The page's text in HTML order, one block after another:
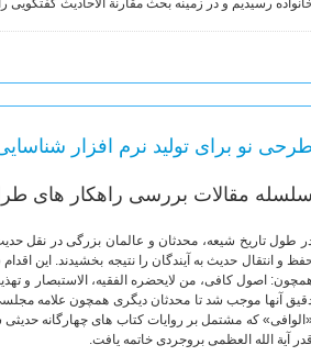
رسیدیم و در زمینه بحث مقارنة الاحادیث گفتگویی
طرحی نو برای تولید نرم افزار
سلسله مقالات بررسی راهکار های
طول تاریخ شیعه، محدثان و عالمان بزرگی در نقل
و انتقال حدیث به آیندگان را نتیجه بخشیدند. این
اصول کافی، من لایحضره الفقیه، الاستبصار و
آنها موجب شد تا محدثان دیگری همچون علامه مجلسی
که مشتمل بر روایات کتاب های چهارگانه
قدر آیة الله العظمی بروجردی خاتمه یافت.